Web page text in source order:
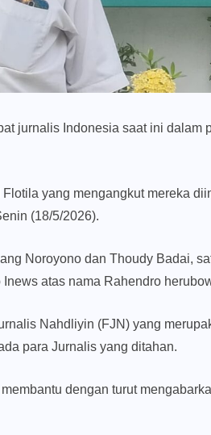
jurnalis Indonesia saat ini dalam
yang mengangkut mereka
(18/5/2026).
Noroyono dan Thoudy Badai,
atas nama Rahendro
Nahdliyin (FJN) yang
para Jurnalis yang ditahan.
dengan turut